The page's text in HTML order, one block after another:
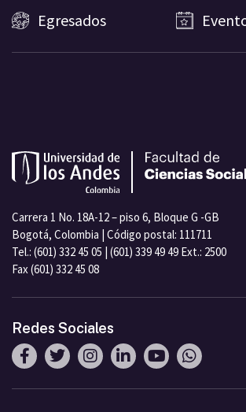
Egresados
Carrera 1 No. 18A-12 – piso 6, Bloque G -GB
Bogotá, Colombia | Código postal: 111711
Tel.: (601) 332 45 05 | (601) 339 49 49 Ext.: 2500
Fax (601) 332 45 08
Redes Sociales